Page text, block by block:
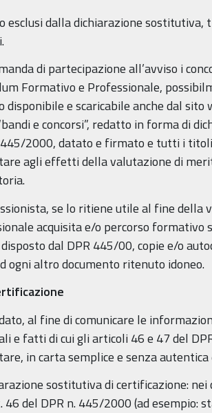
esclusi dalla dichiarazione
di partecipazione all’avviso i
Formativo e Professionale,
disponibile e scaricabile anche dal
e concorsi”, redatto in forma di
445/2000, datato e firmato e tutti i
agli effetti della valutazione di
se lo ritiene utile al fine della
acquisita e/o percorso formativo
dal DPR 445/00, copie e/o
ogni altro documento ritenuto idoneo.
al fine di comunicare le
e fatti di cui gli articoli 46 e 47 del
in carta semplice e senza
sostitutiva di certificazione:
46 del DPR n. 445/2000 (ad esempio: